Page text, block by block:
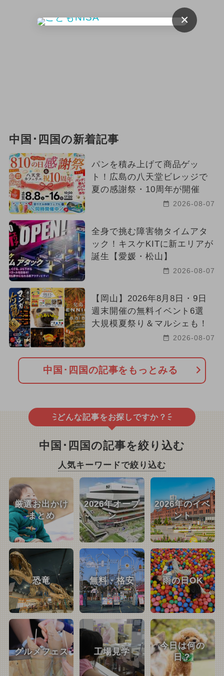
中国･四国の新着記事
パンを積み上げて商品ゲッ
ト！広島の八天堂ビレッジで
夏の感謝祭・10周年が開催
2026-08-07
全身で挑む障害物タイムアタ
ック！キスケKITに新エリアが
誕生【愛媛・松山】
2026-08-07
【岡山】2026年8月8日・9日
週末開催の無料イベント6選
大規模夏祭り＆マルシェも！
2026-08-07
中国･四国の記事をもっとみる
どんな記事をお探しですか？
中国･四国の記事を絞り込む
人気キーワードで絞り込む
厳選お出かけ
まとめ
2026年オープ
ン
2026年のイベ
ント
恐竜 無料・格安 雨の日OK
グルメフェス 工場見学
今日は何の
日？
×